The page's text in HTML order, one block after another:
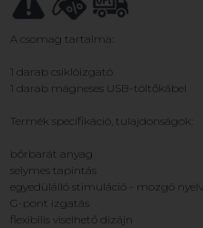
A csomag tartalma:
1 darab csiklóizgató
1 darab mágneses USB-töltőkábel
Termék specifikáció, tulajdonságok:
bőrbarát anyag
selymes tapintás
egyedülálló stimuláció - mozgó nyelv
G-pont izgatás
flexibilis viselhető dizájn